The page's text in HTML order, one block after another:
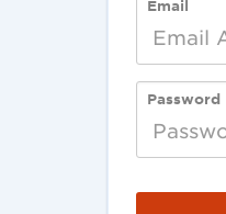
Email
Password